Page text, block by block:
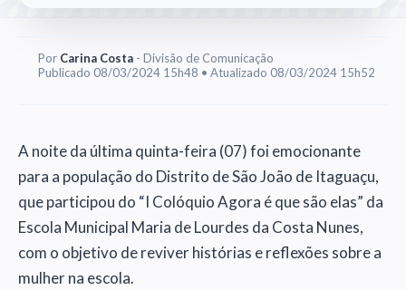
Por Carina Costa- Divisão de Comunicação
Publicado 08/03/2024 15h48 • Atualizado 08/03/2024 15h52
A noite da última quinta-feira (07) foi emocionante
para a população do Distrito de São João de Itaguaçu,
que participou do “I Colóquio Agora é que são elas” da
Escola Municipal Maria de Lourdes da Costa Nunes,
com o objetivo de reviver histórias e reflexões sobre a
mulher na escola.